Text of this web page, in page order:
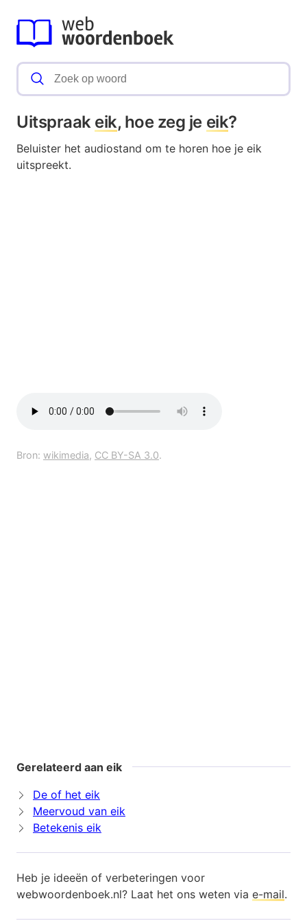
Uitspraak eik, hoe zeg je eik?
Beluister het audiostand om te horen hoe je eik
uitspreekt.
Bron: wikimedia, CC BY-SA 3.0.
Gerelateerd aan eik
De of het eik
Meervoud van eik
Betekenis eik
Heb je ideeën of verbeteringen voor
webwoordenboek.nl? Laat het ons weten via e-mail.